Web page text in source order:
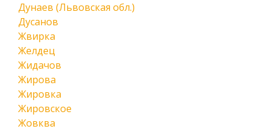
Дунаев (Львовская обл.)
Дусанов
Жвирка
Желдец
Жидачов
Жирова
Жировка
Жировское
Жовква